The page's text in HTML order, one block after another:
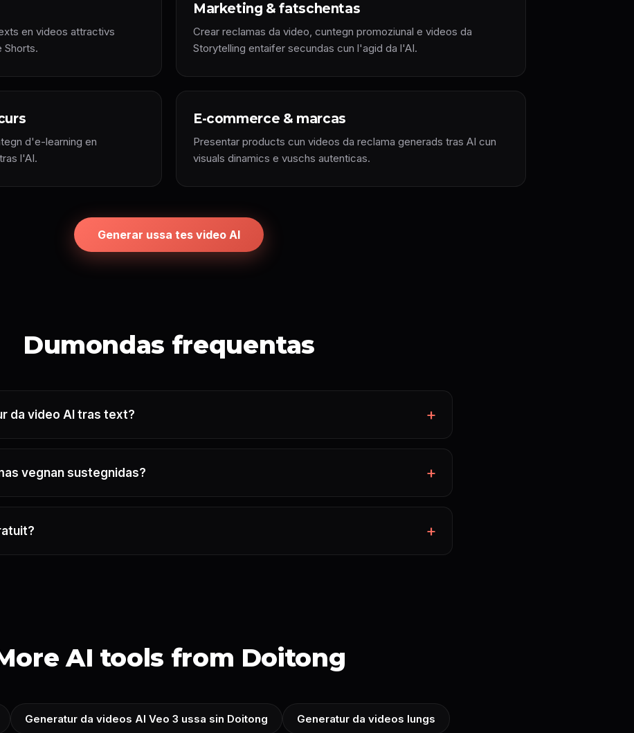
en videos attractivs
Shorts.
Marketing & fatschentas
Crear reclamas da video, cuntegn promoziunal e videos da
Storytelling entaifer secundas cun l'agid da l'AI.
d'e-learning en
l'AI.
E-commerce & marcas
Presentar products cun videos da reclama generads tras AI cun
visuals dinamics e vuschs autenticas.
Generar ussa tes video AI
Dumondas frequentas
da video AI tras text?
vegnan sustegnidas?
AI tools from Doitong
Generatur da videos AI Veo 3 ussa sin Doitong Generatur da videos lungs